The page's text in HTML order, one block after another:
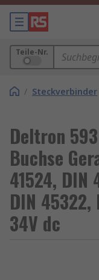
Teile-Nr.
/ Steckverbinder
Deltron
Buchse
41524, DIN
DIN
34V dc